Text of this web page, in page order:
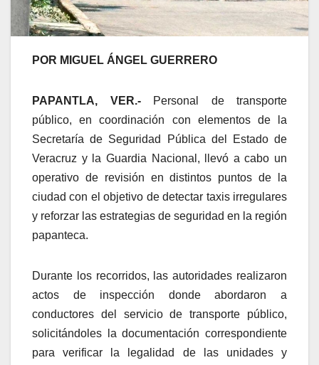
POR MIGUEL ÁNGEL GUERRERO
PAPANTLA, VER.-Personal de transporte
público, en coordinación con elementos de la
Secretaría de Seguridad Pública del Estado de
Veracruz y la Guardia Nacional, llevó a cabo un
operativo de revisión en distintos puntos de la
ciudad con el objetivo de detectar taxis irregulares
y reforzar las estrategias de seguridad en la región
papanteca.
Durante los recorridos, las autoridades realizaron
actos de inspección donde abordaron a
conductores del servicio de transporte público,
solicitándoles la documentación correspondiente
para verificar la legalidad de las unidades y